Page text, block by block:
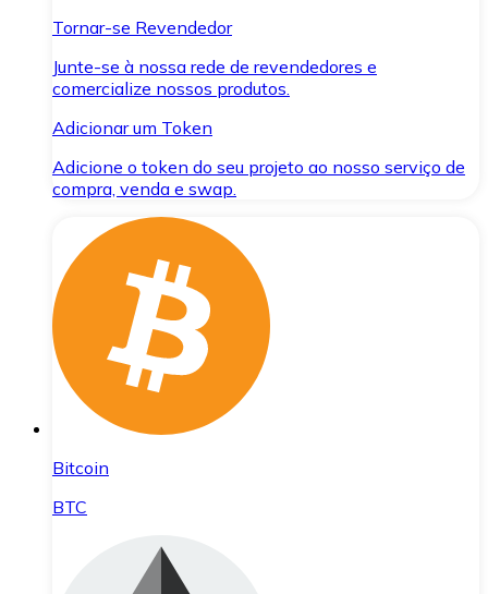
Tornar-se Revendedor
Junte-se à nossa rede de revendedores e
comercialize nossos produtos.
Adicionar um Token
Adicione o token do seu projeto ao nosso serviço de
compra, venda e swap.
Bitcoin
BTC